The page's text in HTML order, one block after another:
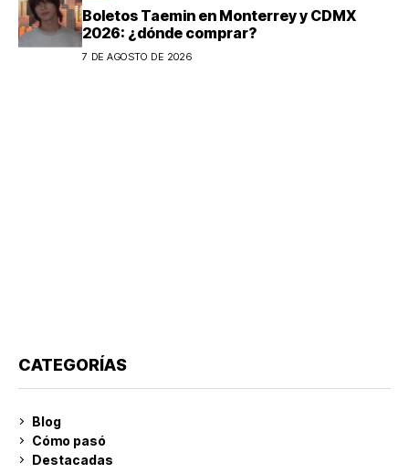
Boletos Taemin en Monterrey y CDMX
2026: ¿dónde comprar?
7 DE AGOSTO DE 2026
CATEGORÍAS
Blog
Cómo pasó
Destacadas